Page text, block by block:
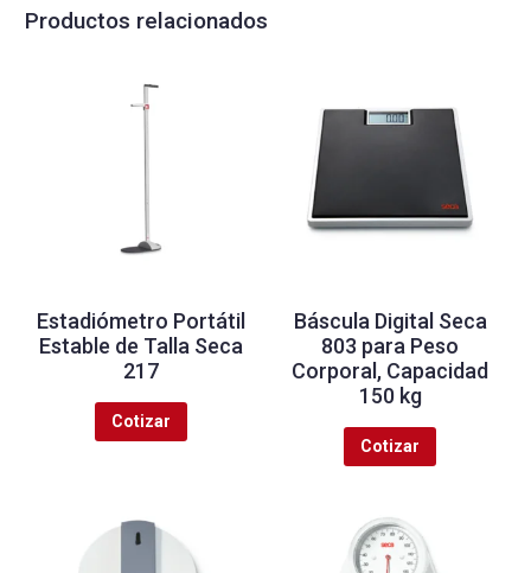
Productos relacionados
Estadiómetro Portátil
Estable de Talla Seca
217
Cotizar
Báscula Digital Seca
803 para Peso
Corporal, Capacidad
150 kg
Cotizar